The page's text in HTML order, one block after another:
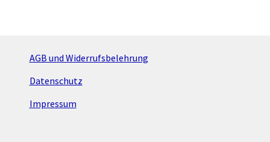
AGB und Widerrufsbelehrung
Datenschutz
Impressum